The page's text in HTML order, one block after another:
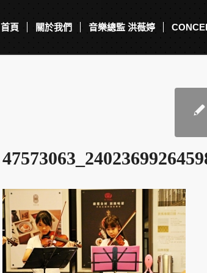
首頁 關於我們 音樂總監 洪薇婷